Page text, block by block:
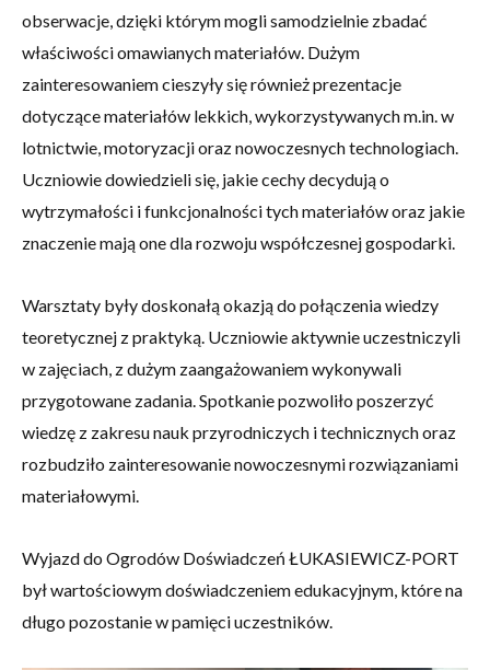
obserwacje, dzięki którym mogli samodzielnie zbadać
właściwości omawianych materiałów. Dużym
zainteresowaniem cieszyły się również prezentacje
dotyczące materiałów lekkich, wykorzystywanych m.in. w
lotnictwie, motoryzacji oraz nowoczesnych technologiach.
Uczniowie dowiedzieli się, jakie cechy decydują o
wytrzymałości i funkcjonalności tych materiałów oraz jakie
znaczenie mają one dla rozwoju współczesnej gospodarki.
Warsztaty były doskonałą okazją do połączenia wiedzy
teoretycznej z praktyką. Uczniowie aktywnie uczestniczyli
w zajęciach, z dużym zaangażowaniem wykonywali
przygotowane zadania. Spotkanie pozwoliło poszerzyć
wiedzę z zakresu nauk przyrodniczych i technicznych oraz
rozbudziło zainteresowanie nowoczesnymi rozwiązaniami
materiałowymi.
Wyjazd do Ogrodów Doświadczeń ŁUKASIEWICZ-PORT
był wartościowym doświadczeniem edukacyjnym, które na
długo pozostanie w pamięci uczestników.